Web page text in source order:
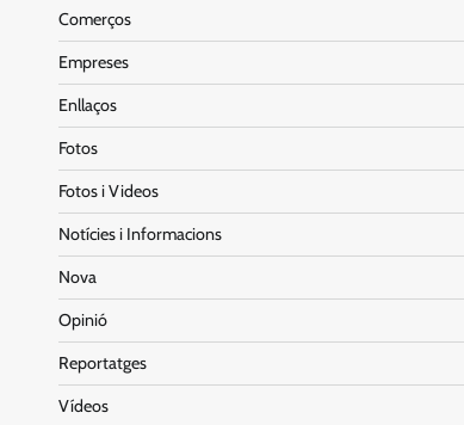
Comerços
Empreses
Enllaços
Fotos
Fotos i Videos
Notícies i Informacions
Nova
Opinió
Reportatges
Vídeos